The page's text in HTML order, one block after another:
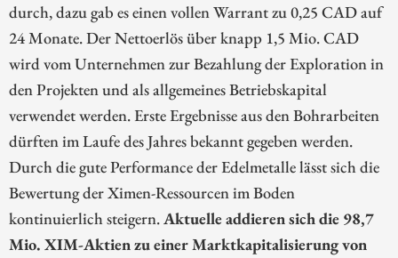
durch, dazu gab es einen vollen Warrant zu 0,25 CAD auf
24 Monate. Der Nettoerlös über knapp 1,5 Mio. CAD
wird vom Unternehmen zur Bezahlung der Exploration in
den Projekten und als allgemeines Betriebskapital
verwendet werden. Erste Ergebnisse aus den Bohrarbeiten
dürften im Laufe des Jahres bekannt gegeben werden.
Durch die gute Performance der Edelmetalle lässt sich die
Bewertung der Ximen-Ressourcen im Boden
kontinuierlich steigern.Aktuelle addieren sich die 98,7
Mio. XIM-Aktien zu einer Marktkapitalisierung von